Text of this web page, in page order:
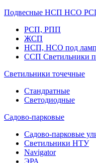
Подвесные НСП НСО
РСП, РПП
ЖСП
НСП, НСО под
ССП Светильники
Светильники точечные
Стандратные
Светодиодные
Садово-парковые
Садово-парковые
Светильники НТУ
Navigator
ЭРА